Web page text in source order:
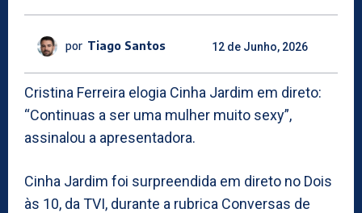
por Tiago Santos 12 de Junho, 2026
Cristina Ferreira elogia Cinha Jardim em direto:
“Continuas a ser uma mulher muito sexy”,
assinalou a apresentadora.
Cinha Jardim foi surpreendida em direto no Dois
às 10, da TVI, durante a rubrica Conversas de